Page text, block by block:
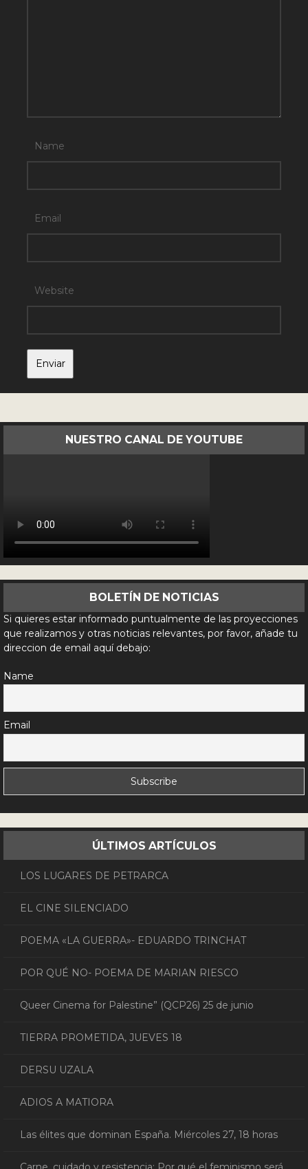
Name
Email
Website
NUESTRO CANAL DE YOUTUBE
BOLETÍN DE NOTICIAS
Si quieres estar informado puntualmente de las proyecciones
que realizamos y otras noticias relevantes, por favor, añade tu
direccion de email aquí debajo:
Name
Email
ÚLTIMOS ARTÍCULOS
LOS LUGARES DE PETRARCA
EL CINE SILENCIADO
POEMA «LA GUERRA»- EDUARDO TRINCHAT
POR QUÉ NO- POEMA DE MARIAN RIESCO
Queer Cinema for Palestine” (QCP26) 25 de junio
TIERRA PROMETIDA, JUEVES 18
DERSU UZALA
ADIOS A MATIORA
Las élites que dominan España. Miércoles 27, 18 horas